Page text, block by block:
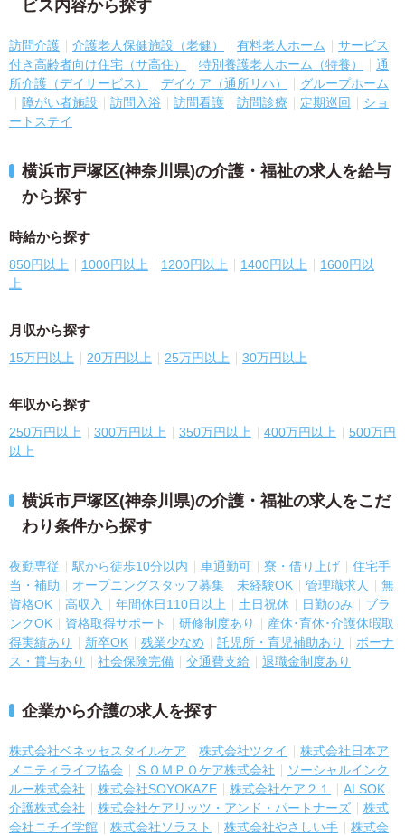
ビス内容から探す
訪問介護 介護老人保健施設（老健） 有料老人ホーム
サービス
付き高齢者向け住宅（サ高住）
特別養護老人ホーム（特養）
通
所介護（デイサービス）
デイケア（通所リハ）
グループホーム
障がい者施設
訪問入浴 訪問看護 訪問診療 定期巡回
ショ
ートステイ
横浜市戸塚区(神奈川県)の介護・福祉の求人を給与
から探す
時給から探す
850円以上 1000円以上 1200円以上 1400円以上
1600円以
上
月収から探す
15万円以上 20万円以上 25万円以上 30万円以上
年収から探す
250万円以上 300万円以上 350万円以上 400万円以上
500万円
以上
横浜市戸塚区(神奈川県)の介護・福祉の求人をこだ
わり条件から探す
夜勤専従 駅から徒歩10分以内 車通勤可 寮・借り上げ
住宅手
当・補助
オープニングスタッフ募集 未経験OK 管理職求人
無
資格OK
高収入 年間休日110日以上 土日祝休 日勤のみ
ブラ
ンクOK
資格取得サポート 研修制度あり
産休･育休･介護休暇取
得実績あり
新卒OK 残業少なめ 託児所・育児補助あり
ボーナ
ス・賞与あり
社会保険完備 交通費支給 退職金制度あり
企業から介護の求人を探す
株式会社ベネッセスタイルケア 株式会社ツクイ
株式会社日本ア
メニティライフ協会
ＳＯＭＰＯケア株式会社
ソーシャルインク
ルー株式会社
株式会社SOYOKAZE 株式会社ケア２１
ALSOK
介護株式会社
株式会社ケアリッツ・アンド・パートナーズ
株式
会社ニチイ学館
株式会社ソラスト 株式会社やさしい手
株式会